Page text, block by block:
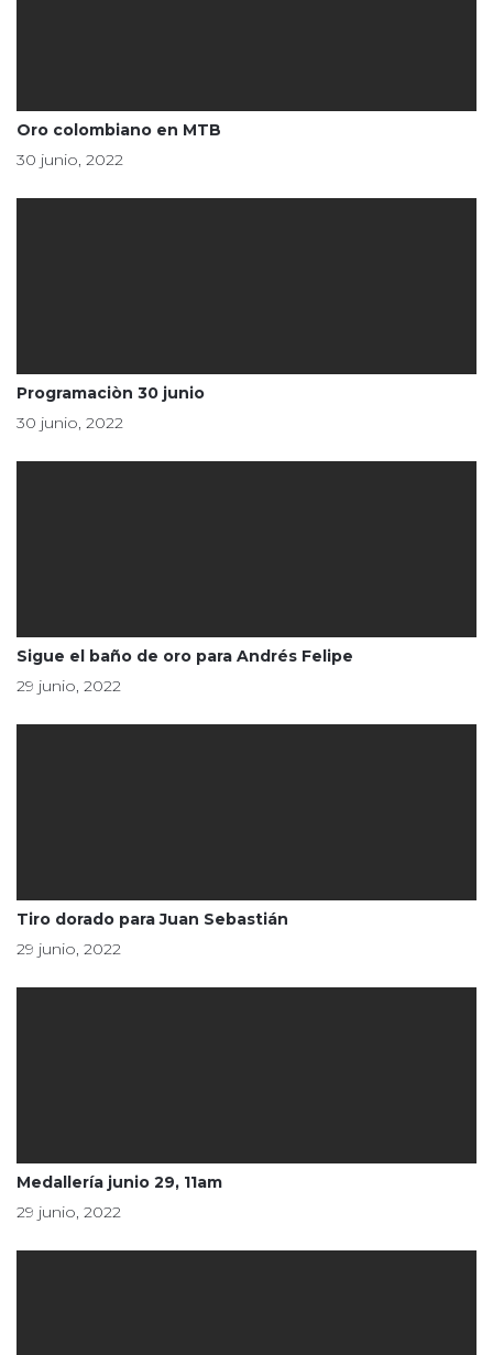
Oro colombiano en MTB
30 junio, 2022
Programaciòn 30 junio
30 junio, 2022
Sigue el baño de oro para Andrés Felipe
29 junio, 2022
Tiro dorado para Juan Sebastián
29 junio, 2022
Medallería junio 29, 11am
29 junio, 2022